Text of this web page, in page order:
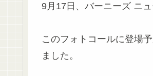
9月17日、バーニーズ ニ
このフォトコールに登場
ました。